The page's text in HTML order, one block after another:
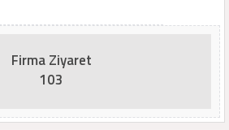
Firma Ziyaret
103